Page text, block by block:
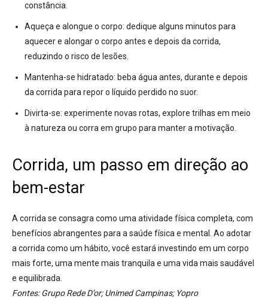
constância.
Aqueça e alongue o corpo: dedique alguns minutos para
aquecer e alongar o corpo antes e depois da corrida,
reduzindo o risco de lesões.
Mantenha-se hidratado: beba água antes, durante e depois
da corrida para repor o líquido perdido no suor.
Divirta-se: experimente novas rotas, explore trilhas em meio
à natureza ou corra em grupo para manter a motivação.
Corrida, um passo em direção ao
bem-estar
A corrida se consagra como uma atividade física completa, com
benefícios abrangentes para a saúde física e mental. Ao adotar
a corrida como um hábito, você estará investindo em um corpo
mais forte, uma mente mais tranquila e uma vida mais saudável
e equilibrada.
Fontes: Grupo Rede D’or; Unimed Campinas; Yopro